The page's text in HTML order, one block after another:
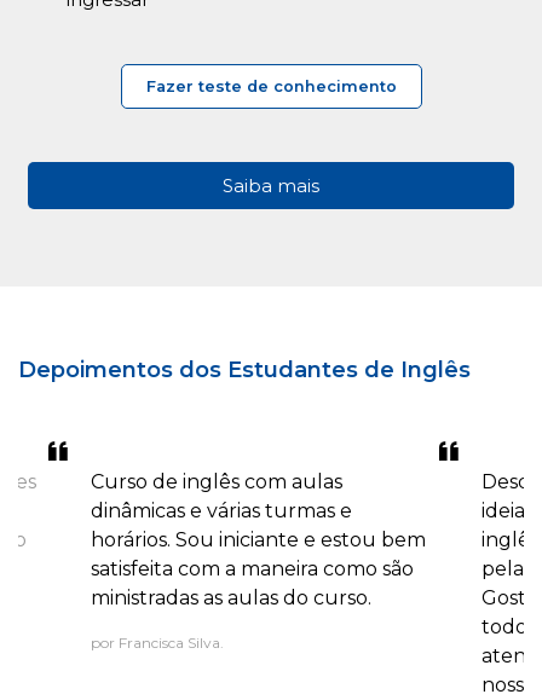
Fazer teste de conhecimento
Saiba mais
Depoimentos dos Estudantes de Inglês
Curso de inglês com aulas
dinâmicas e várias turmas e
horários. Sou iniciante e estou bem
satisfeita com a maneira como são
ministradas as aulas do curso.
por Francisca Silva.
ideia
pela
todos